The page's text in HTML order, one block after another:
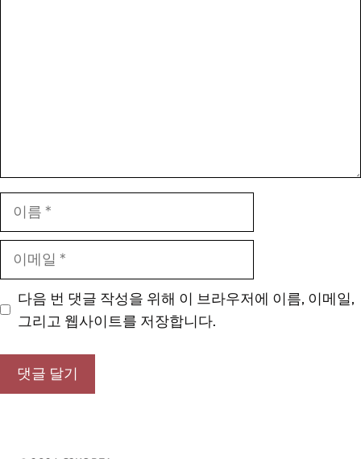
다음 번 댓글 작성을 위해 이 브라우저에 이름, 이메일,
그리고 웹사이트를 저장합니다.